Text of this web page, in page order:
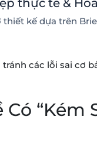
thiết kế dựa trên
các lỗi sai cơ
Có “Kém